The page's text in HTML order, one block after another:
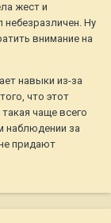
жест и
небезразличен. Ну
внимание на
навыки из-за
что этот
чаще всего
наблюдении за
придают